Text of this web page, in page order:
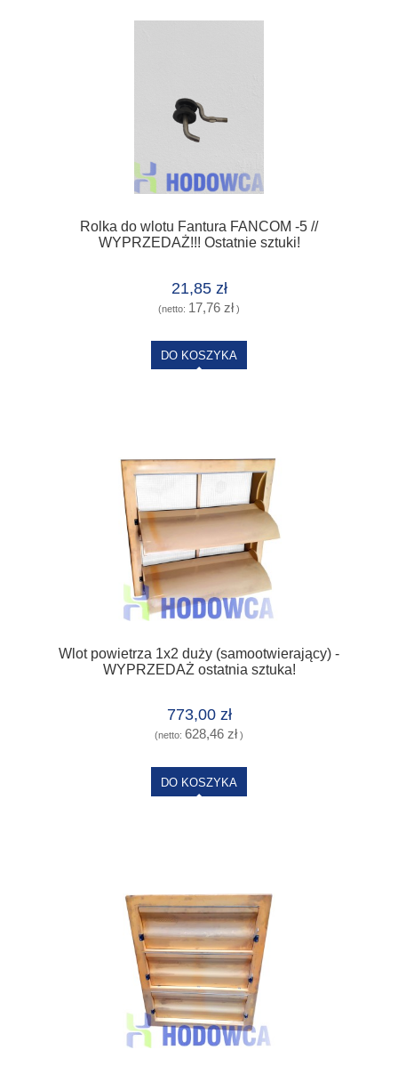
Rolka do wlotu Fantura FANCOM -5 //
WYPRZEDAŻ!!! Ostatnie sztuki!
21,85 zł
(netto: 17,76 zł)
DO KOSZYKA
Wlot powietrza 1x2 duży (samootwierający) -
WYPRZEDAŻ ostatnia sztuka!
773,00 zł
(netto: 628,46 zł)
DO KOSZYKA